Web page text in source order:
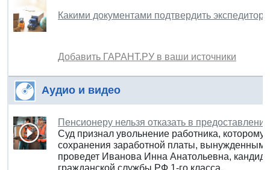
Какими документами подтвердить
Добавить ГАРАНТ.РУ в ваши источники
Аудио и видео
Пенсионеру нельзя отказать в
Суд признал увольнение работника, которому
сохранения заработной платы, вынужденным
проведет Иванова Инна Анатольевна,
гражданской службы РФ 1-го класса.